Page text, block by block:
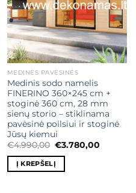
MEDINĖS PAVĖSINĖS
Medinis sodo namelis
FINERINO 360×245 cm +
stoginė 360 cm, 28 mm
sienų storio – stiklinama
pavėsinė poilsiui ir stoginė
Jūsų kiemui
€4.990,00 Original
was:
€4.990,00.
€3.780,00Current
Į KREPŠELĮ